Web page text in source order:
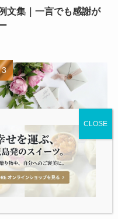
文集｜一言でも感謝が
親友への誕生日メッセー
心に響く感動の例文10
短文・おしゃれ・面白
例集
生日